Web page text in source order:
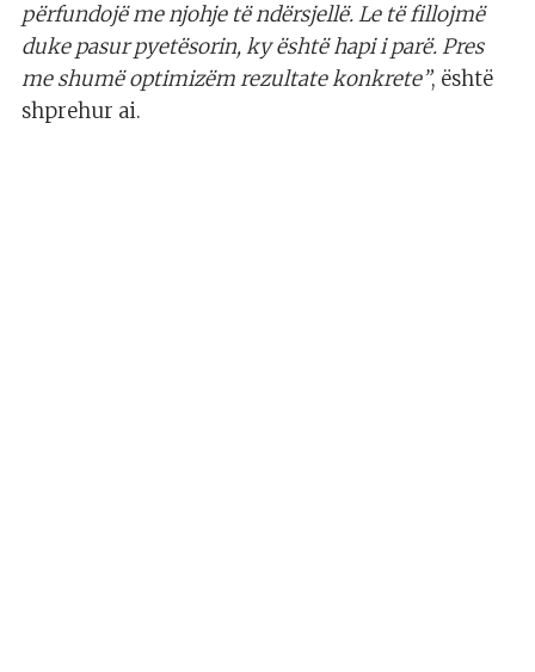
përfundojë me njohje të ndërsjellë. Le të fillojmë
duke pasur pyetësorin, ky është hapi i parë. Pres
me shumë optimizëm rezultate konkrete”, është
shprehur ai.